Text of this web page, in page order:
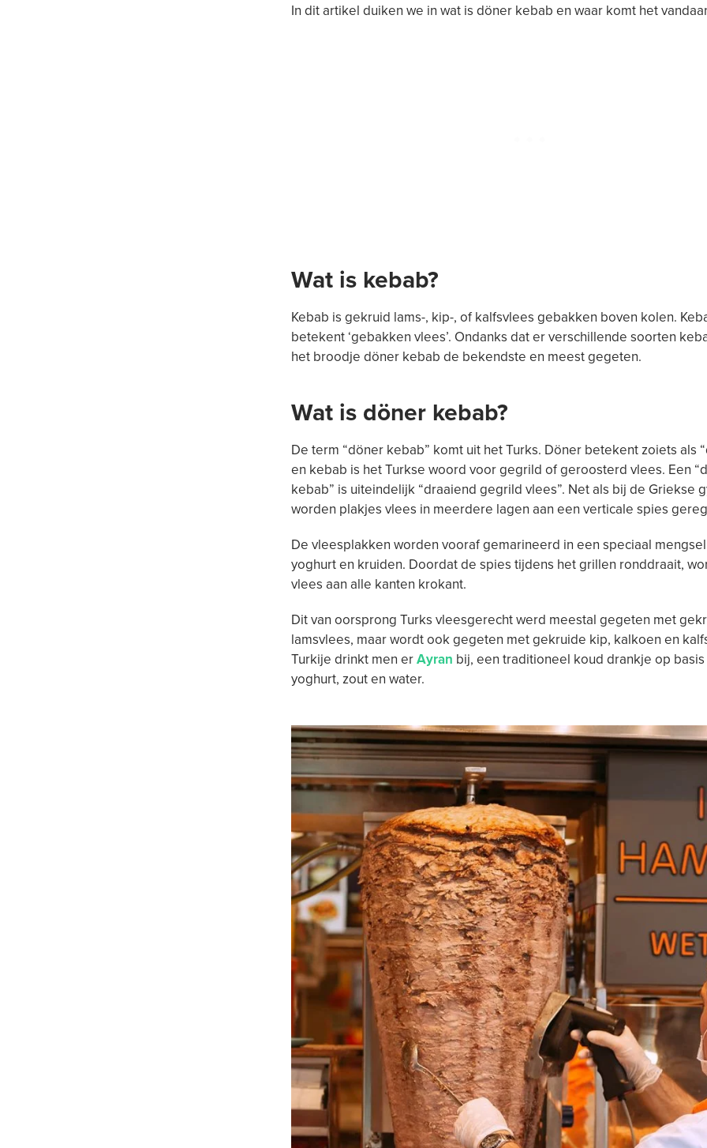
In dit artikel duiken we in wat is döner kebab en waar komt het
Wat is kebab?
Kebab is gekruid lams-, kip-, of kalfsvlees gebakken boven kolen.
betekent ‘gebakken vlees’. Ondanks dat er verschillende soorten
het broodje döner kebab de bekendste en meest gegeten.
Wat is döner kebab?
De term “döner kebab” komt uit het Turks. Döner betekent zoiets als
en kebab is het Turkse woord voor gegrild of geroosterd vlees. Een
kebab” is uiteindelijk “draaiend gegrild vlees”. Net als bij de Griekse
worden plakjes vlees in meerdere lagen aan een verticale spies
De vleesplakken worden vooraf gemarineerd in een speciaal
yoghurt en kruiden. Doordat de spies tijdens het grillen ronddraait,
vlees aan alle kanten krokant.
Dit van oorsprong Turks vleesgerecht werd meestal gegeten met
lamsvlees, maar wordt ook gegeten met gekruide kip, kalkoen en
Turkije drinkt men erAyran bij, een traditioneel koud drankje op basis
yoghurt, zout en water.